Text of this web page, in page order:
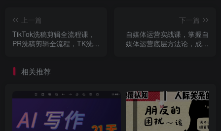
上一篇
TikTok洗稿剪辑全流程课，
PR洗稿剪辑全流程，TK洗稿
下一篇
自媒体运营实战课，掌握自
媒体运营底层方法论，成为
相关推荐